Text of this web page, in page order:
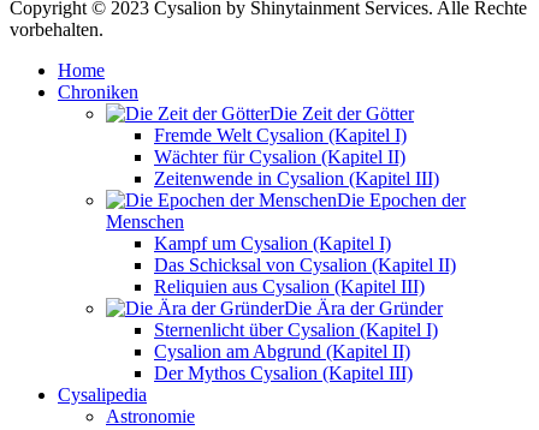
Copyright © 2023 Cysalion by Shinytainment Services. Alle Rechte
vorbehalten.
Home
Chroniken
Die Zeit der Götter
Fremde Welt Cysalion (Kapitel I)
Wächter für Cysalion (Kapitel II)
Zeitenwende in Cysalion (Kapitel III)
Die Epochen der
Menschen
Kampf um Cysalion (Kapitel I)
Das Schicksal von Cysalion (Kapitel II)
Reliquien aus Cysalion (Kapitel III)
Die Ära der Gründer
Sternenlicht über Cysalion (Kapitel I)
Cysalion am Abgrund (Kapitel II)
Der Mythos Cysalion (Kapitel III)
Cysalipedia
Astronomie